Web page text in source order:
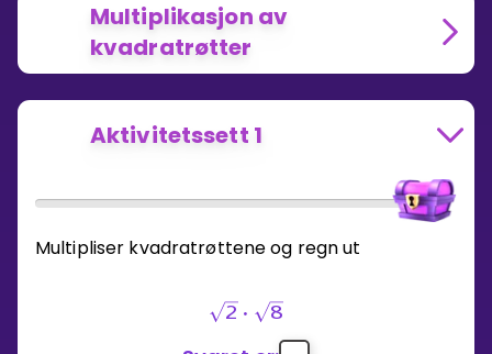
Multiplikasjon av
kvadratrøtter
Aktivitetssett 1
Multipliser kvadratrøttene og regn ut
2 ⋅ 8